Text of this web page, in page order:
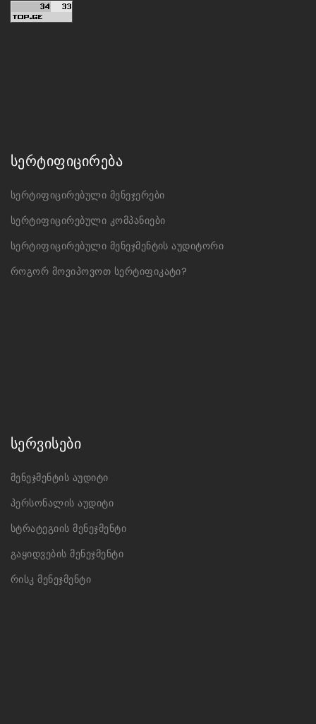
სერტიფიცირება
სერტიფიცირებული მენეჯერები
სერტიფიცირებული კომპანიები
სერტიფიცირებული მენეჯმენტის აუდიტორი
როგორ მოვიპოვოთ სერტიფიკატი?
სერვისები
მენეჯმენტის აუდიტი
პერსონალის აუდიტი
სტრატეგიის მენეჯმენტი
გაყიდვების მენეჯმენტი
რისკ მენეჯმენტი